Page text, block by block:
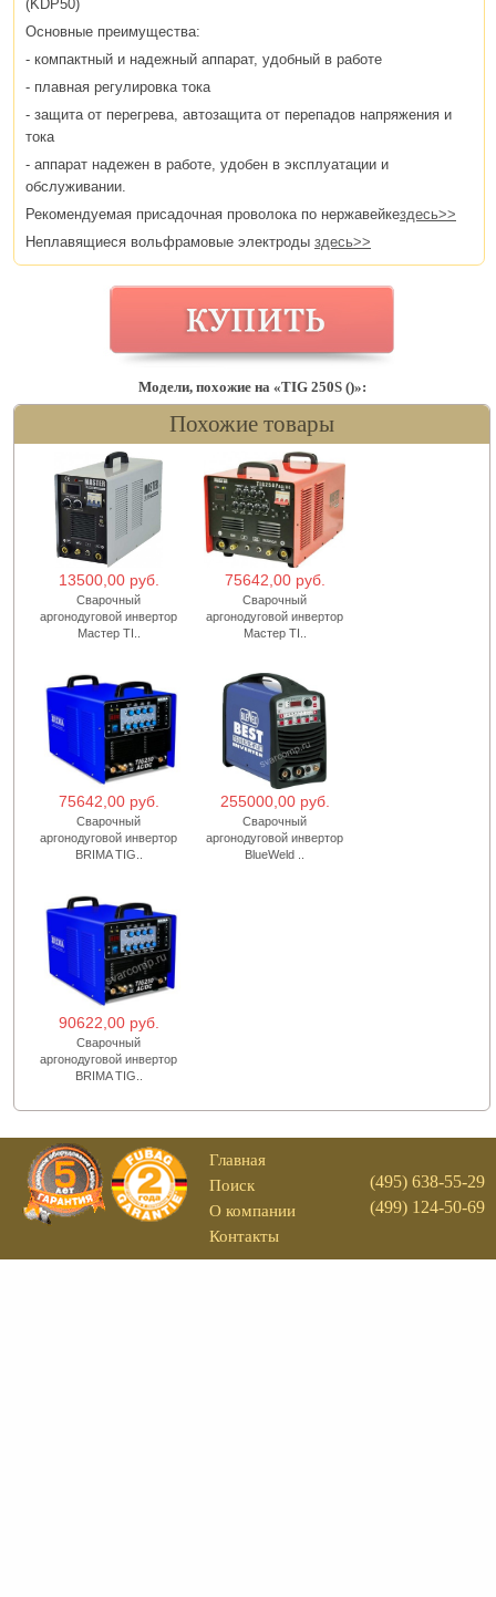
(KDP50)
Основные преимущества:
- компактный и надежный аппарат, удобный в работе
- плавная регулировка тока
- защита от перегрева, автозащита от перепадов напряжения и
тока
- аппарат надежен в работе, удобен в эксплуатации и
обслуживании.
Рекомендуемая присадочная проволока по нержавейкездесь>>
Неплавящиеся вольфрамовые электроды здесь>>
Модели, похожие на «TIG 250S ()»:
Похожие товары
13500,00 руб.
Сварочный
аргонодуговой инвертор
Мастер TI..
75642,00 руб.
Сварочный
аргонодуговой инвертор
Мастер TI..
75642,00 руб.
Сварочный
аргонодуговой инвертор
BRIMA TIG..
255000,00 руб.
Сварочный
аргонодуговой инвертор
BlueWeld ..
90622,00 руб.
Сварочный
аргонодуговой инвертор
BRIMA TIG..
Главная
Поиск
О компании
Контакты
(495) 638-55-29
(499) 124-50-69